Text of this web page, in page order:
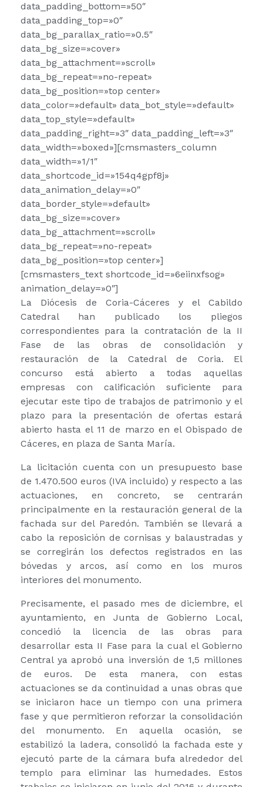
data_padding_bottom=»50″
data_padding_top=»0″
data_bg_parallax_ratio=»0.5″
data_bg_size=»cover»
data_bg_attachment=»scroll»
data_bg_repeat=»no-repeat»
data_bg_position=»top center»
data_color=»default» data_bot_style=»default»
data_top_style=»default»
data_padding_right=»3″ data_padding_left=»3″
data_width=»boxed»][cmsmasters_column
data_width=»1/1″
data_shortcode_id=»154q4gpf8j»
data_animation_delay=»0″
data_border_style=»default»
data_bg_size=»cover»
data_bg_attachment=»scroll»
data_bg_repeat=»no-repeat»
data_bg_position=»top center»]
[cmsmasters_text shortcode_id=»6eiinxfsog»
animation_delay=»0″]
La Diócesis de Coria-Cáceres y el Cabildo
Catedral han publicado los pliegos
correspondientes para la contratación de la II
Fase de las obras de consolidación y
restauración de la Catedral de Coria. El
concurso está abierto a todas aquellas
empresas con calificación suficiente para
ejecutar este tipo de trabajos de patrimonio y el
plazo para la presentación de ofertas estará
abierto hasta el 11 de marzo en el Obispado de
Cáceres, en plaza de Santa María.
La licitación cuenta con un presupuesto base
de 1.470.500 euros (IVA incluido) y respecto a las
actuaciones, en concreto, se centrarán
principalmente en la restauración general de la
fachada sur del Paredón. También se llevará a
cabo la reposición de cornisas y balaustradas y
se corregirán los defectos registrados en las
bóvedas y arcos, así como en los muros
interiores del monumento.
Precisamente, el pasado mes de diciembre, el
ayuntamiento, en Junta de Gobierno Local,
concedió la licencia de las obras para
desarrollar esta II Fase para la cual el Gobierno
Central ya aprobó una inversión de 1,5 millones
de euros. De esta manera, con estas
actuaciones se da continuidad a unas obras que
se iniciaron hace un tiempo con una primera
fase y que permitieron reforzar la consolidación
del monumento. En aquella ocasión, se
estabilizó la ladera, consolidó la fachada este y
ejecutó parte de la cámara bufa alrededor del
templo para eliminar las humedades. Estos